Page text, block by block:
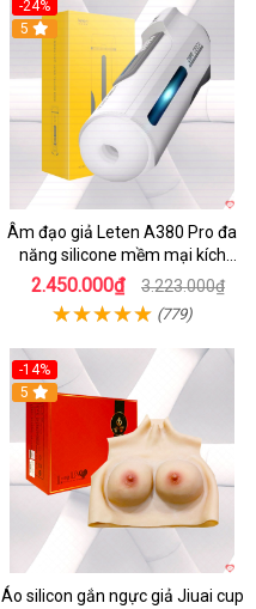
-24%
5
Âm đạo giả Leten A380 Pro đa
năng silicone mềm mại kích
thích mạnh mẽ
2.450.000₫ 3.223.000₫
(779)
-14%
5
Áo silicon gắn ngực giả Jiuai cup